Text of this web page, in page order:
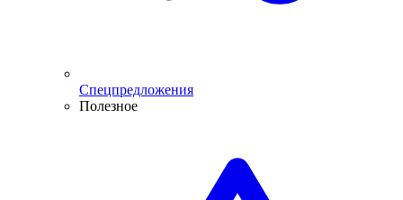
Спецпредложения
Полезное